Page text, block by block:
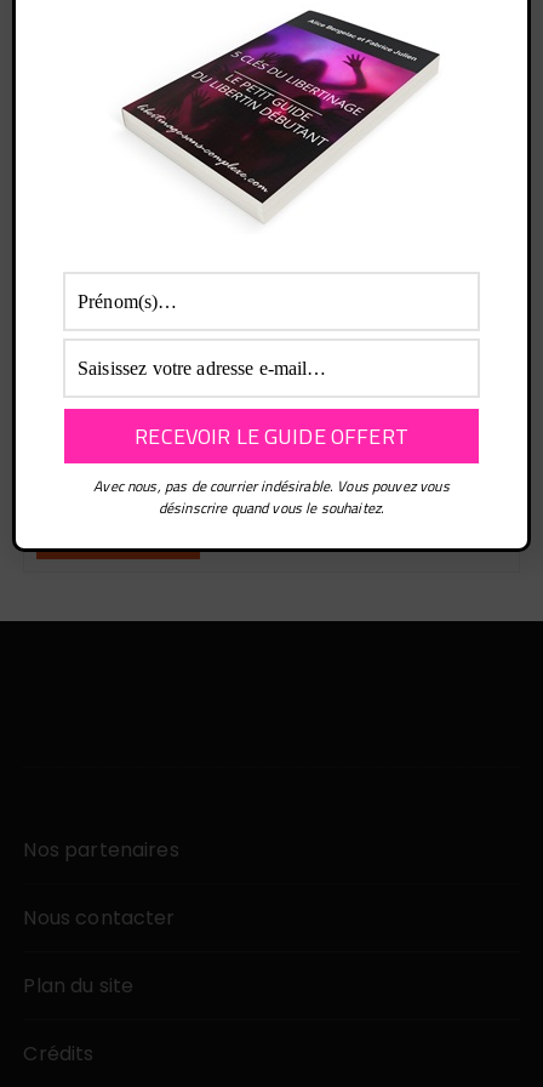
very first MTV Music Video Awards, penetrated one of the
television broadcasts of the State Television and Radio
Broadcasting Company
Auteur Messages
Affichage de 1 message (sur 1 au total)
Identifiant:
Rester connecté
Nos partenaires
Nous contacter
Plan du site
Crédits
Avec nous, pas de courrier indésirable. Vous pouvez vous
désinscrire quand vous le souhaitez.